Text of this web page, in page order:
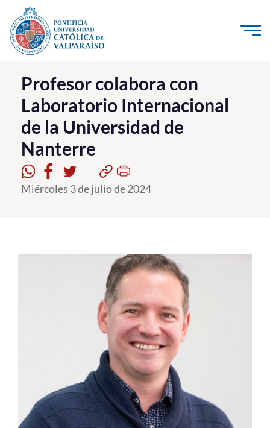
Click acá para ir directamente al contenido
La Universidad
Investigación, Creación e Innovación
PUCV Internacional
Vinculación con el Medio
Admisión
English
Profesor colabora con
Laboratorio Internacional
de la Universidad de
Nanterre
Miércoles 3 de julio de 2024